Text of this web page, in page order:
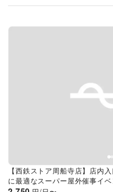
Previous slide
【西鉄ストア周船寺店】店内
に最適なスーパー屋外催事イ